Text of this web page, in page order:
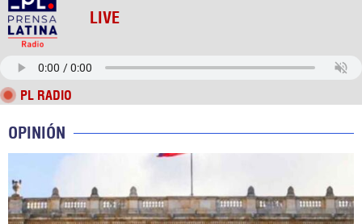
LIVE
PL RADIO
OPINIÓN